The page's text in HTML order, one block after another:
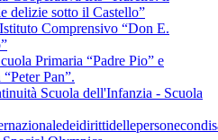
delizie sotto il Castello”
Comprensivo “Don E.
Primaria “Padre Pio” e
Pan”.
Scuola dell'Infanzia - Scuola